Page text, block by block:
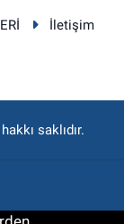
İletişim
saklıdır.